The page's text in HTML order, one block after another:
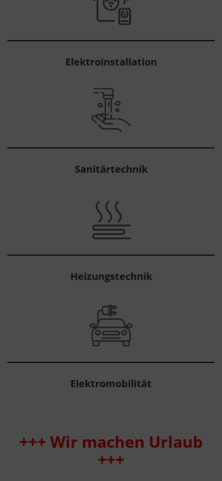
Elektroinstallation
Sanitärtechnik
Heizungstechnik
Elektromobilität
+++ Wir machen Urlaub
+++